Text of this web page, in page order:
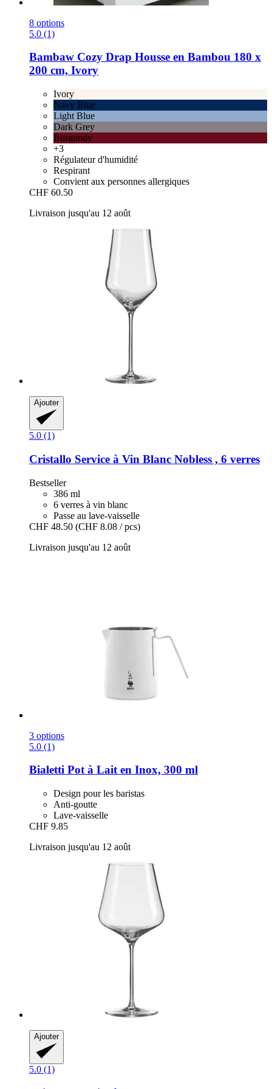
8 options
5.0 (1)
Bambaw Cozy Drap Housse en Bambou 180 x
200 cm, Ivory
Ivory
Navy Blue
Light Blue
Dark Grey
Burgundy
+3
Régulateur d'humidité
Respirant
Convient aux personnes allergiques
CHF 60.50
Livraison jusqu'au 12 août
Ajouter
5.0 (1)
Cristallo Service à Vin Blanc Nobless , 6 verres
Bestseller
386 ml
6 verres à vin blanc
Passe au lave-vaisselle
CHF 48.50 (CHF 8.08 / pcs)
Livraison jusqu'au 12 août
3 options
5.0 (1)
Bialetti Pot à Lait en Inox, 300 ml
Design pour les baristas
Anti-goutte
Lave-vaisselle
CHF 9.85
Livraison jusqu'au 12 août
Ajouter
5.0 (1)